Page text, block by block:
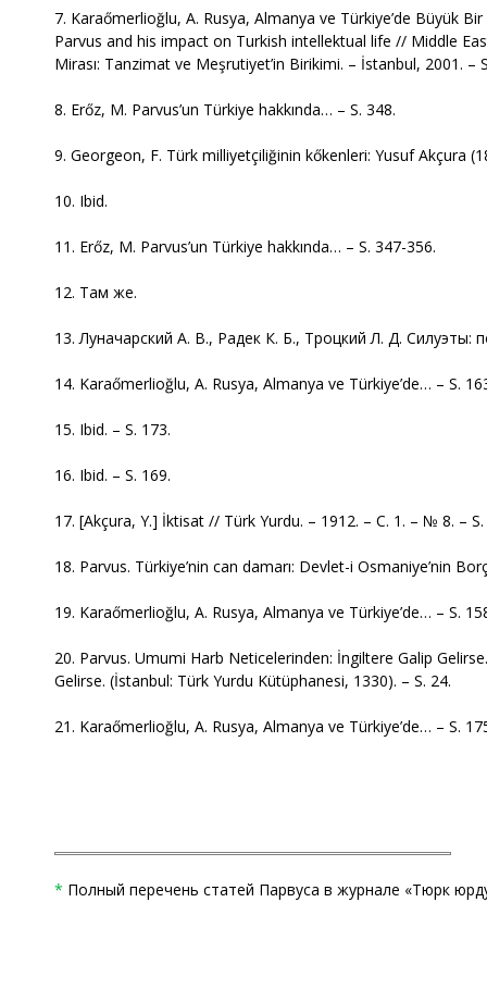
7. Karaőmerlioğlu, A. Rusya, Almanya ve Türkiye’de Büyük
Parvus and his impact on Turkish intellektual life // Middle
Mirası: Tanzimat ve Meşrutiyet’in Birikimi. – İstanbul, 2001. –
8. Erőz, M. Parvus’un Türkiye hakkında… – S. 348.
9. Georgeon, F. Türk milliyetçiliğinin kőkenleri: Yusuf Akçura
10. Ibid.
11. Erőz, M. Parvus’un Türkiye hakkında… – S. 347-356.
12. Там же.
13. Луначарский А. В., Радек К. Б., Троцкий Л. Д.
14. Karaőmerlioğlu, A. Rusya, Almanya ve Türkiye’de… – S.
15. Ibid. – S. 173.
16. Ibid. – S. 169.
17. [Akçura, Y.] İktisat // Türk Yurdu. – 1912. – С. 1. – № 8. –
18. Parvus. Türkiye’nin can damarı: Devlet-i Osmaniye’nin
19. Karaőmerlioğlu, A. Rusya, Almanya ve Türkiye’de… – S.
20. Parvus. Umumi Harb Neticelerinden: İngiltere Galip
Gelirse. (İstanbul: Türk Yurdu Kütüphanesi, 1330). – S. 24.
21. Karaőmerlioğlu, A. Rusya, Almanya ve Türkiye’de… – S.
* Полный перечень статей Парвуса в журнале «Тюрк